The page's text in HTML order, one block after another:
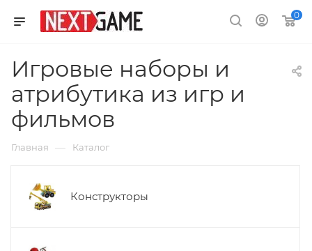
0
Игровые наборы и
атрибутика из игр и
фильмов
Главная — Каталог
Конструкторы